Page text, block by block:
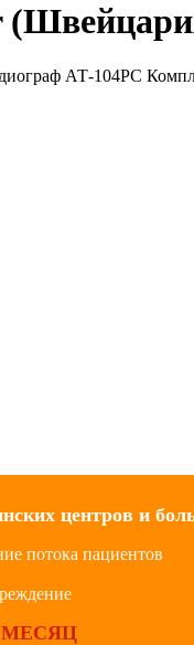
АТ-104PC
центров и
потока пациентов
МЕСЯЦ